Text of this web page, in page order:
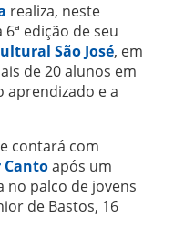
realiza, neste
edição de seu
São José, em
de 20 alunos em
aprendizado e a
contará com
após um
no palco de jovens
de Bastos, 16